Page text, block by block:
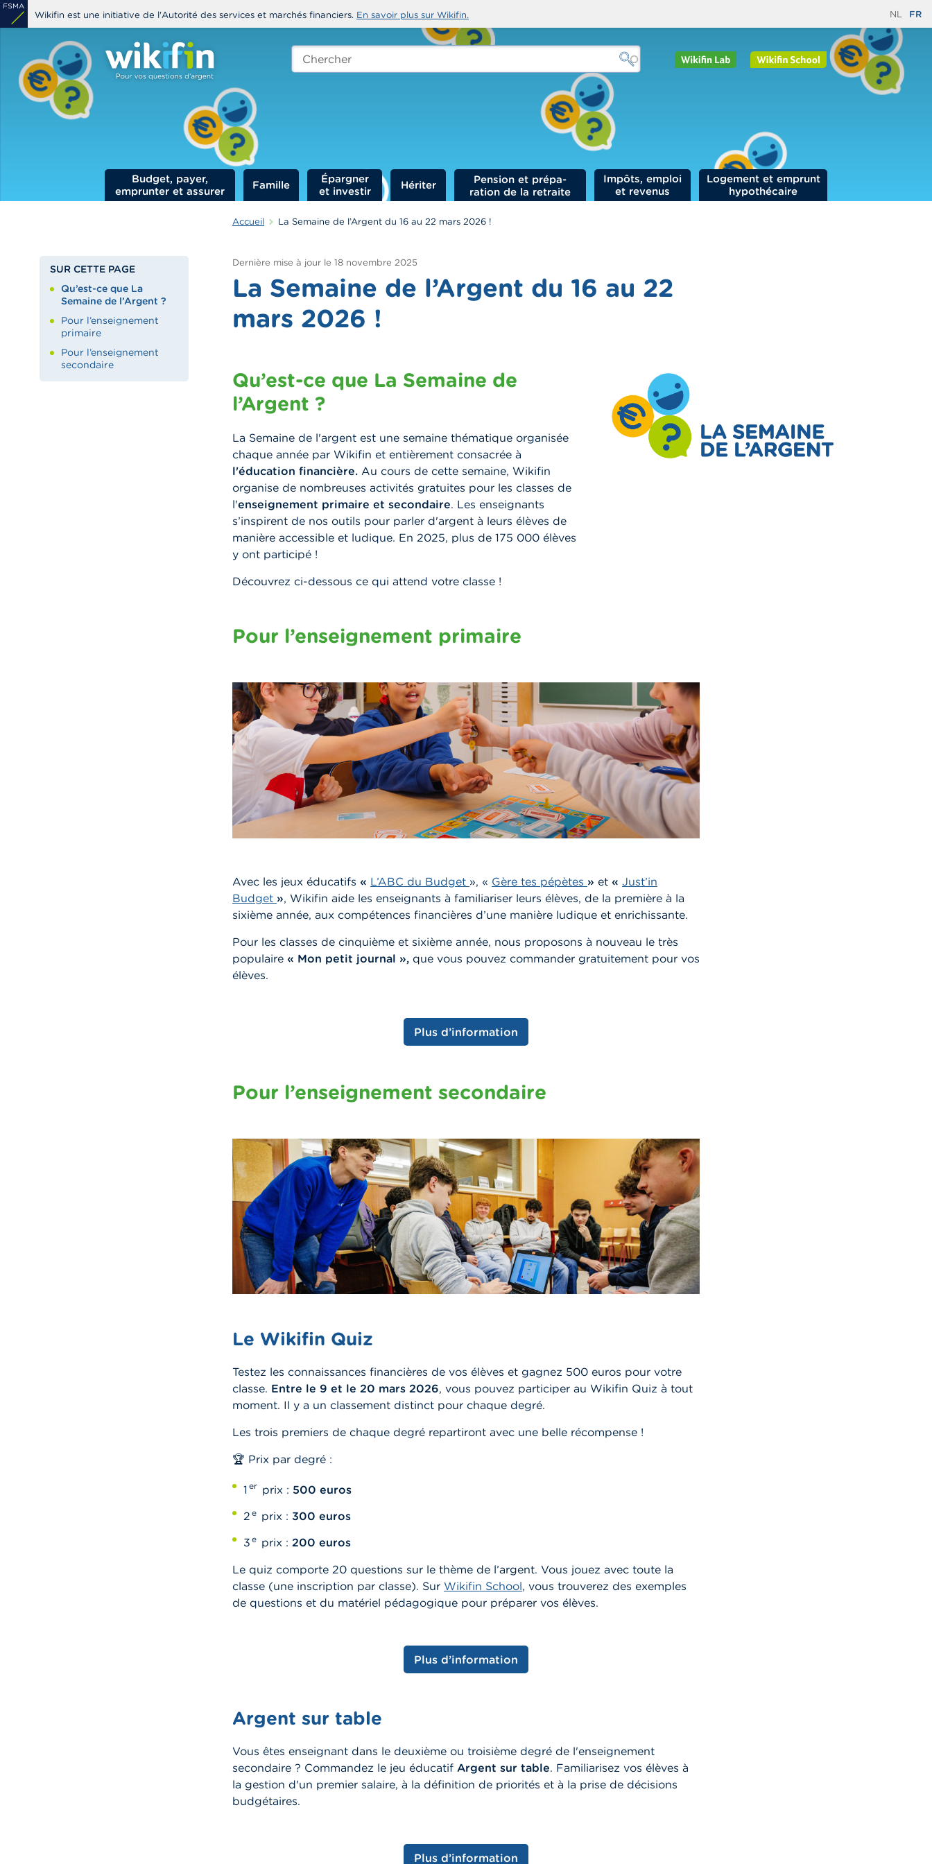
Aller
au
principal
Wikifin est une initiative de l'Autorité des services et marchés financiers. En savoir plus sur Wikifin. NL FR
Chercher
edit-
Budget, payer,
emprunter et assurer
Famille
Épargner
et investir
Hériter
Impôts, emploi
et revenus
Logement et emprunt
hypothécaire
Accueil La Semaine de l’Argent du 16 au 22 mars 2026 !
Dernière mise à jour le 18 novembre 2025
La Semaine de l’Argent du 16 au 22
mars 2026 !
SUR CETTE PAGE
Qu’est-ce que La
Semaine de l’Argent ?
Pour l’enseignement
primaire
Pour l’enseignement
secondaire
Qu’est-ce que La Semaine de
l’Argent ?
La Semaine de l'argent est une semaine thématique organisée
chaque année par Wikifin et entièrement consacrée à
l'éducation financière. Au cours de cette semaine, Wikifin
organise de nombreuses activités gratuites pour les classes de
l'enseignement primaire et secondaire. Les enseignants
s’inspirent de nos outils pour parler d'argent à leurs élèves de
manière accessible et ludique. En 2025, plus de 175 000 élèves
y ont participé !
Découvrez ci-dessous ce qui attend votre classe !
Pour l’enseignement primaire
Avec les jeux éducatifs « L’ABC du Budget », « Gère tes pépètes » et « Just’in
Budget », Wikifin aide les enseignants à familiariser leurs élèves, de la première à la
sixième année, aux compétences financières d’une manière ludique et enrichissante.
Pour les classes de cinquième et sixième année, nous proposons à nouveau le très
populaire « Mon petit journal », que vous pouvez commander gratuitement pour vos
élèves.
Plus d’information
Pour l’enseignement secondaire
Le Wikifin Quiz
Testez les connaissances financières de vos élèves et gagnez 500 euros pour votre
classe. Entre le 9 et le 20 mars 2026, vous pouvez participer au Wikifin Quiz à tout
moment. Il y a un classement distinct pour chaque degré.
Les trois premiers de chaque degré repartiront avec une belle récompense !
🏆 Prix par degré :
1 er prix : 500 euros
2 e prix : 300 euros
3 e prix : 200 euros
Le quiz comporte 20 questions sur le thème de l’argent. Vous jouez avec toute la
classe (une inscription par classe). Sur Wikifin School, vous trouverez des exemples
de questions et du matériel pédagogique pour préparer vos élèves.
Plus d’information
Argent sur table
Vous êtes enseignant dans le deuxième ou troisième degré de l'enseignement
secondaire ? Commandez le jeu éducatif Argent sur table. Familiarisez vos élèves à
la gestion d'un premier salaire, à la définition de priorités et à la prise de décisions
budgétaires.
Plus d’information